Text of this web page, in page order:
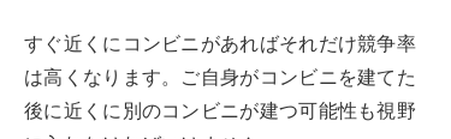
すぐ近くにコンビニがあればそれだけ競争率
は高くなります。ご自身がコンビニを建てた
後に近くに別のコンビニが建つ可能性も視野